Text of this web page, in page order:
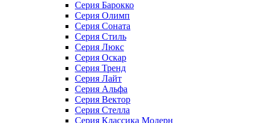
Серия Барокко
Серия Олимп
Серия Соната
Серия Стиль
Серия Люкс
Серия Оскар
Серия Тренд
Серия Лайт
Серия Альфа
Серия Вектор
Серия Стелла
Серия Классика Модерн